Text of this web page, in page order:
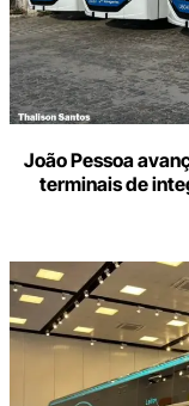
João Pessoa
terminais de